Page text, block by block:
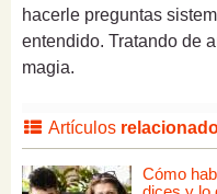
hacerle preguntas
entendido. Tratando de
magia.
Artículos
Cómo